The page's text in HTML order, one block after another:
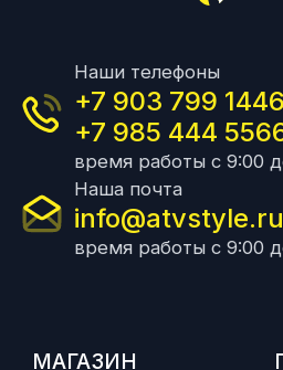
Наши телефоны
+7 903 799 1446
+7 985 444
время работы с 9:00
Наша почта
info@atvstyle.ru
время работы с 9:00
МАГАЗИН